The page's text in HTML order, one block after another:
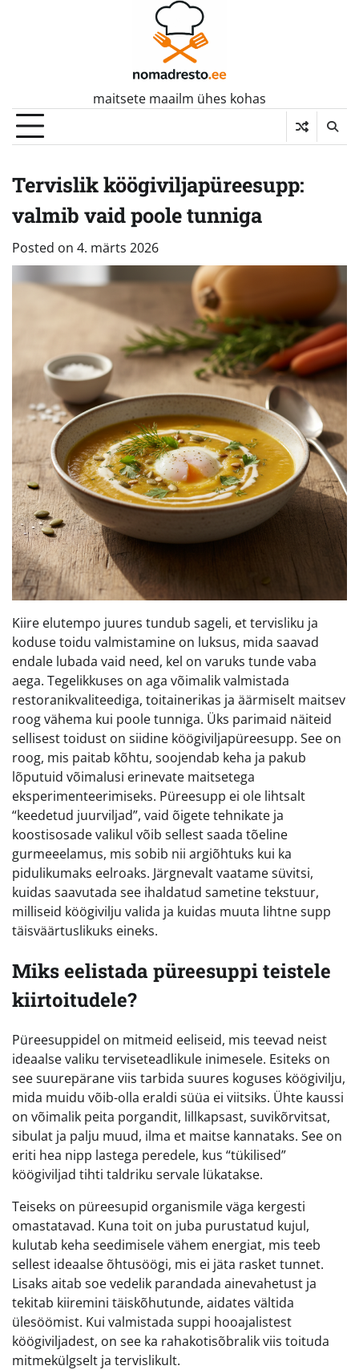
maitsete maailm ühes kohas
Tervislik köögiviljapüreesupp:
valmib vaid poole tunniga
Posted on 4. märts 2026
Kiire elutempo juures tundub sageli, et tervisliku ja
koduse toidu valmistamine on luksus, mida saavad
endale lubada vaid need, kel on varuks tunde vaba
aega. Tegelikkuses on aga võimalik valmistada
restoranikvaliteediga, toitainerikas ja äärmiselt maitsev
roog vähema kui poole tunniga. Üks parimaid näiteid
sellisest toidust on siidine köögiviljapüreesupp. See on
roog, mis paitab kõhtu, soojendab keha ja pakub
lõputuid võimalusi erinevate maitsetega
eksperimenteerimiseks. Püreesupp ei ole lihtsalt
“keedetud juurviljad”, vaid õigete tehnikate ja
koostisosade valikul võib sellest saada tõeline
gurmeeelamus, mis sobib nii argiõhtuks kui ka
pidulikumaks eelroaks. Järgnevalt vaatame süvitsi,
kuidas saavutada see ihaldatud sametine tekstuur,
milliseid köögivilju valida ja kuidas muuta lihtne supp
täisväärtuslikuks eineks.
Miks eelistada püreesuppi teistele
kiirtoitudele?
Püreesuppidel on mitmeid eeliseid, mis teevad neist
ideaalse valiku terviseteadlikule inimesele. Esiteks on
see suurepärane viis tarbida suures koguses köögivilju,
mida muidu võib-olla eraldi süüa ei viitsiks. Ühte kaussi
on võimalik peita porgandit, lillkapsast, suvikõrvitsat,
sibulat ja palju muud, ilma et maitse kannataks. See on
eriti hea nipp lastega peredele, kus “tükilised”
köögiviljad tihti taldriku servale lükatakse.
Teiseks on püreesupid organismile väga kergesti
omastatavad. Kuna toit on juba purustatud kujul,
kulutab keha seedimisele vähem energiat, mis teeb
sellest ideaalse õhtusöögi, mis ei jäta rasket tunnet.
Lisaks aitab soe vedelik parandada ainevahetust ja
tekitab kiiremini täiskõhutunde, aidates vältida
ülesöömist. Kui valmistada suppi hooajalistest
köögiviljadest, on see ka rahakotisõbralik viis toituda
mitmekülgselt ja tervislikult.